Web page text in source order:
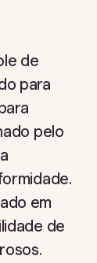
de
para
pelo
em
de